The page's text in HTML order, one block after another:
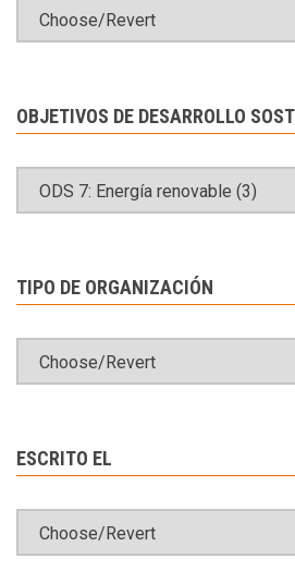
OBJETIVOS DE DESARROLLO
TIPO DE ORGANIZACIÓN
ESCRITO EL